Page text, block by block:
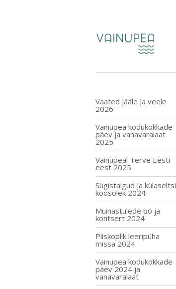
Vaated jääle ja veele
2026
Vainupea kodukokkade
päev ja vanavaralaat
2025
Vainupeal Terve Eesti
eest 2025
Sügistalgud ja külaseltsi
koosolek 2024
Muinastulede öö ja
kontsert 2024
Piiskoplik leeripüha
missa 2024
Vainupea kodukokkade
päev 2024 ja
vanavaralaat